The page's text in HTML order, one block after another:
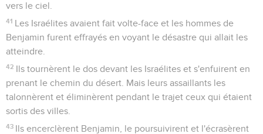
vers le ciel.
41 Les Israélites avaient fait volte-face et les hommes de
Benjamin furent effrayés en voyant le désastre qui allait les
atteindre.
42 Ils tournèrent le dos devant les Israélites et s'enfuirent en
prenant le chemin du désert. Mais leurs assaillants les
talonnèrent et éliminèrent pendant le trajet ceux qui étaient
sortis des villes.
43 Ils encerclèrent Benjamin, le poursuivirent et l'écrasèrent